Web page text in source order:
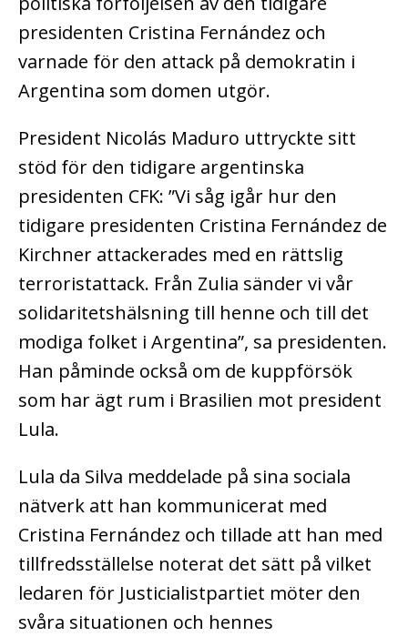
presidenten Cristina Fernández och
varnade för den attack på demokratin i
Argentina som domen utgör.
President Nicolás Maduro uttryckte sitt
stöd för den tidigare argentinska
presidenten CFK: ”Vi såg igår hur den
tidigare presidenten Cristina Fernández de
Kirchner attackerades med en rättslig
terroristattack. Från Zulia sänder vi vår
solidaritetshälsning till henne och till det
modiga folket i Argentina”, sa presidenten.
Han påminde också om de kuppförsök
som har ägt rum i Brasilien mot president
Lula.
Lula da Silva meddelade på sina sociala
nätverk att han kommunicerat med
Cristina Fernández och tillade att han med
tillfredsställelse noterat det sätt på vilket
ledaren för Justicialistpartiet möter den
svåra situationen och hennes